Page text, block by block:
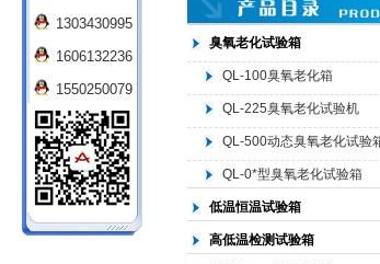
北京中科环试仪器有限公司
臭氧老化试验箱
QL-100臭氧老化箱
QL-225臭氧老化试验机
QL-500动态臭氧老化试验
QL-0*型臭氧老化试验箱
低温恒温试验箱
高低温检测试验箱
1303430995
1606132236
1550250079